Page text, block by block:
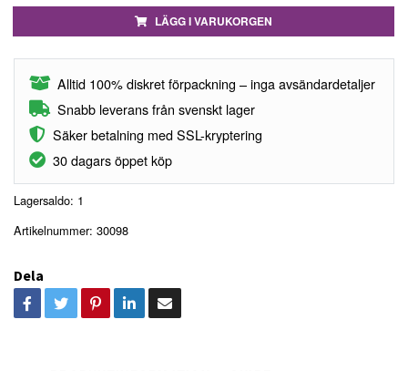
LÄGG I VARUKORGEN
Alltid 100% diskret förpackning – inga avsändardetaljer
Snabb leverans från svenskt lager
Säker betalning med SSL-kryptering
30 dagars öppet köp
Lagersaldo: 1
Artikelnummer: 30098
Dela